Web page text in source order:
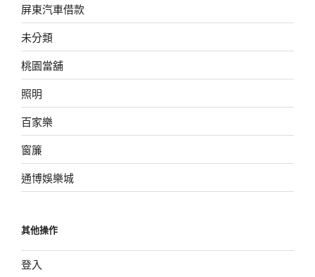
屏東汽車借款
未分類
桃園當舖
照明
百家樂
窗簾
通博娛樂城
其他操作
登入